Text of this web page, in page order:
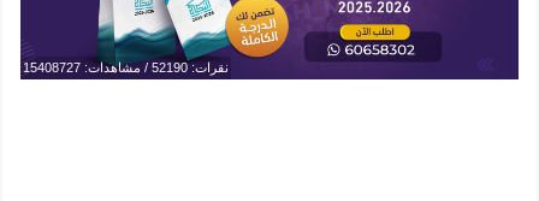
نقرات: 52190 / مشاهدات: 15408727